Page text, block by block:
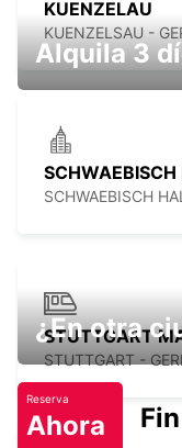
KUENZELAU
KUENZELSAU -
SCHWAEBISCH
SCHWAEBISCH
STUTTGART
STUTTGART -
Alquila 3
¿En otra
Reserva
Ahora